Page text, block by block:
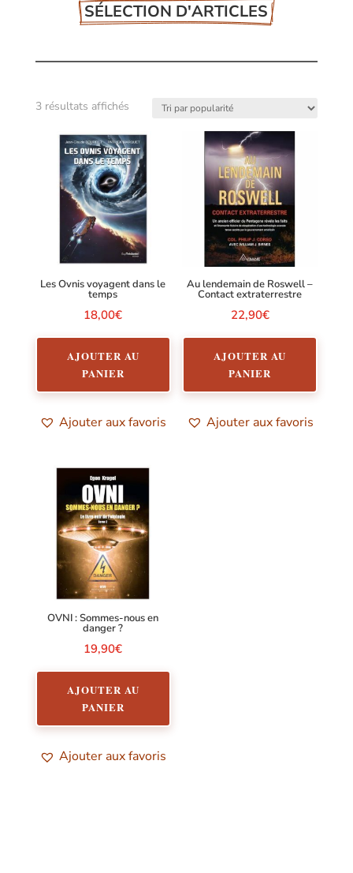
SÉLECTION D'ARTICLES
3 résultats affichésTrié
popularité
Les Ovnis voyagent dans le
temps
18,00€
AJOUTER AU
PANIER
Ajouter aux favoris
Au lendemain de Roswell –
Contact extraterrestre
22,90€
AJOUTER AU
PANIER
Ajouter aux favoris
OVNI : Sommes-nous en
danger ?
19,90€
AJOUTER AU
PANIER
Ajouter aux favoris